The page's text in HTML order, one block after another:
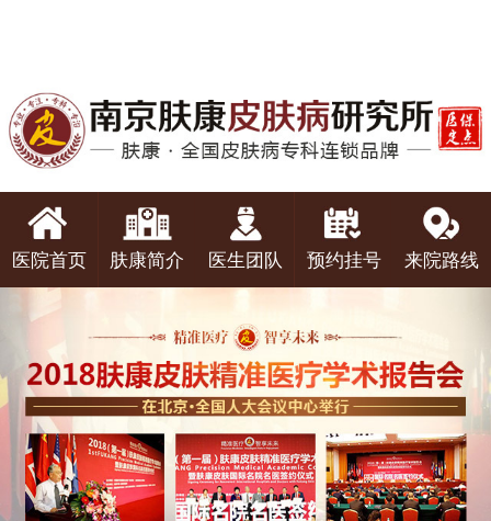
医院首页 肤康简介 医生团队 预约挂号 来院路线